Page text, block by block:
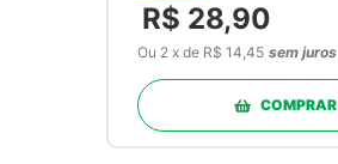
R$ 28,90
Ou 2 xde R$ 14,45 sem juros
COMPRAR